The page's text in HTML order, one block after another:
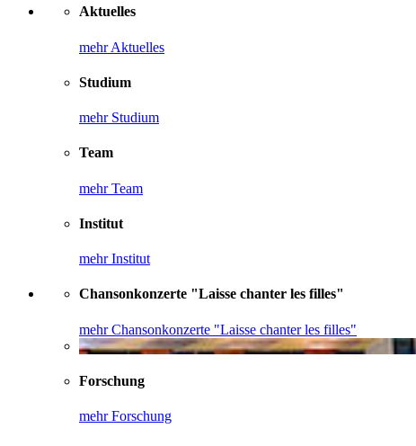
Aktuelles
mehr Aktuelles
Studium
mehr Studium
Team
mehr Team
Institut
mehr Institut
Chansonkonzerte "Laisse chanter les filles"
mehr Chansonkonzerte "Laisse chanter les filles"
Forschung
mehr Forschung